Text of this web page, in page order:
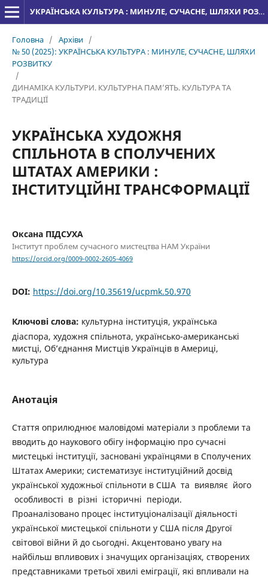
УКРАЇНСЬКА КУЛЬТУРА : МИНУЛЕ, СУЧАСНЕ, ШЛЯХИ РОЗВИТКУ
Головна / Архіви /
№ 50 (2025): УКРАЇНСЬКА КУЛЬТУРА : МИНУЛЕ, СУЧАСНЕ, ШЛЯХИ
РОЗВИТКУ
/
ДИНАМІКА КУЛЬТУРИ. КУЛЬТУРНА ПАМ’ЯТЬ. КУЛЬТУРА ТА
ТРАДИЦІЇ
УКРАЇНСЬКА ХУДОЖНЯ
СПІЛЬНОТА В СПОЛУЧЕНИХ
ШТАТАХ АМЕРИКИ :
ІНСТИТУЦІЙНІ ТРАНСФОРМАЦІЇ
Оксана ПІДСУХА
Інститут проблем сучасного мистецтва НАМ України
https://orcid.org/0009-0002-2605-4069
DOI: https://doi.org/10.35619/ucpmk.50.970
Ключові слова: культурна інституція, українська
діаспора, художня спільнота, українсько-американські
мистці, Об’єднання Мистців Українців в Америці,
культура
Анотація
Стаття оприлюднює маловідомі матеріали з проблеми та
вводить до наукового обігу інформацію про сучасні
мистецькі інституції, засновані українцями в Сполучених
Штатах Америки; систематизує інституційний досвід
української художньої спільноти в США та виявляє його
особливості в різні історичні періоди.
Проаналізовано процес інституціоналізації діяльності
української мистецької спільноти у США після Другої
світової війни й до сьогодні. Акцентовано увагу на
найбільш впливових і значущих організаціях, створених
представниками третьої хвилі еміграції, які впливали на